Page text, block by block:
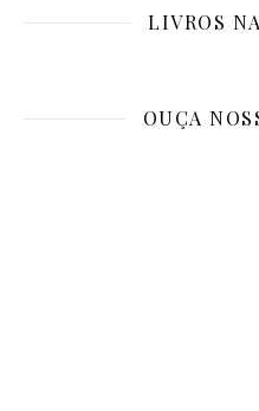
LIVROS
OUÇA